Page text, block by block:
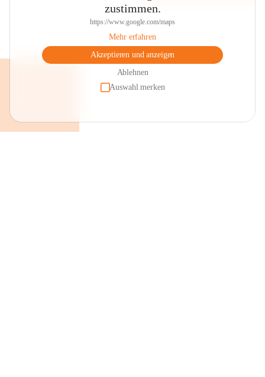
zustimmen.
https://www.google.com/maps
Mehr erfahren
Akzeptieren und anzeigen
Ablehnen
Auswahl merken